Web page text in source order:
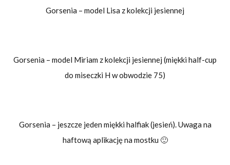
Gorsenia – model Lisa z kolekcji jesiennej
Gorsenia – model Miriam z kolekcji jesiennej (miękki half-cup
do miseczki H w obwodzie 75)
Gorsenia – jeszcze jeden miękki halfiak (jesień). Uwaga na
haftową aplikację na mostku 🙂